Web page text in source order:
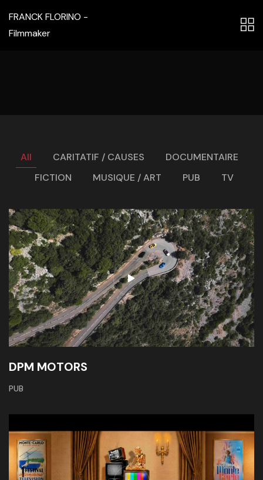
FRANCK FLORINO -
Filmmaker
All CARITATIF / CAUSES
DOCUMENTAIRE
FICTION
MUSIQUE / ART PUB TV
DPM MOTORS
PUB